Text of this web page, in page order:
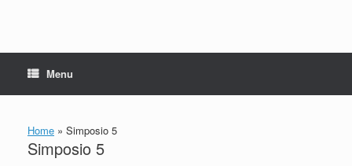
Menu
Home » Simposio 5
Simposio 5